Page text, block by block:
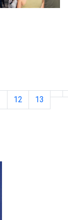
12 13